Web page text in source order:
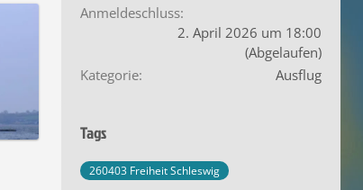
Anmeldeschluss
2. April 2026 um 18:00
(Abgelaufen)
Kategorie
Ausflug
Tags
260403 Freiheit Schleswig